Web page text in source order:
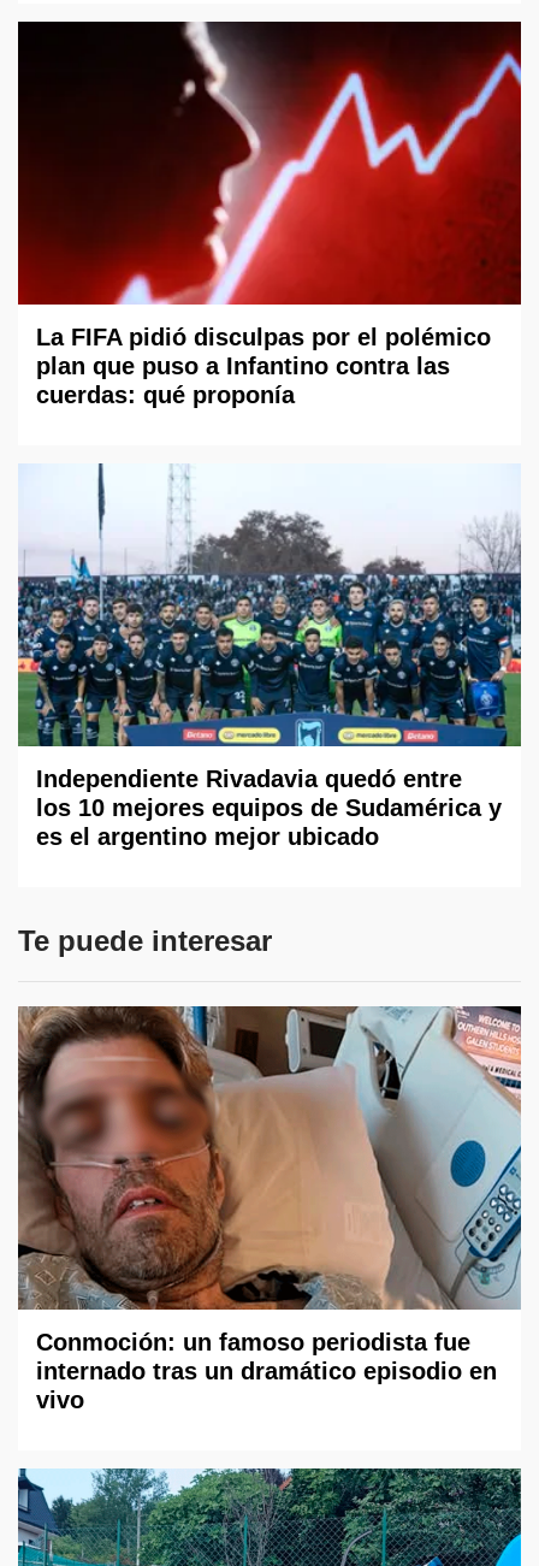
La FIFA pidió disculpas por el polémico
plan que puso a Infantino contra las
cuerdas: qué proponía
Independiente Rivadavia quedó entre
los 10 mejores equipos de Sudamérica y
es el argentino mejor ubicado
Te puede interesar
Conmoción: un famoso periodista fue
internado tras un dramático episodio en
vivo